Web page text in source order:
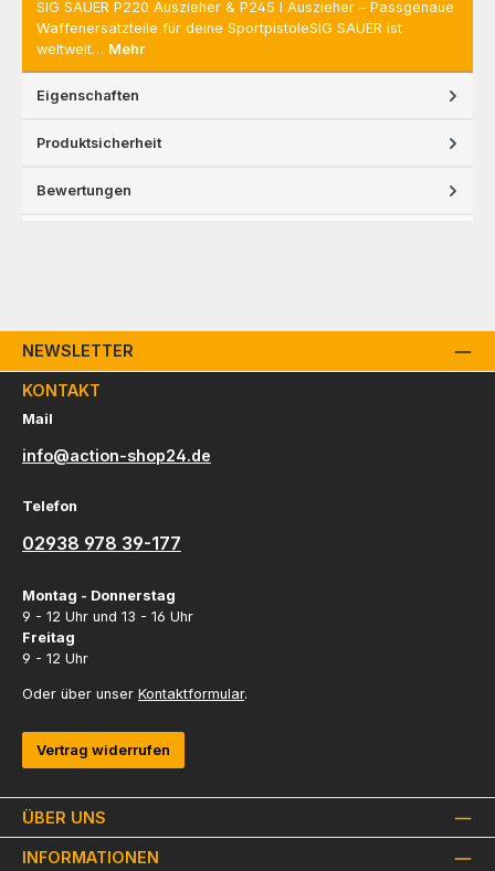
SIG SAUER P220 Auszieher & P245 I Auszieher – Passgenaue
Waffenersatzteile für deine SportpistoleSIG SAUER ist
weltweit… Mehr
Eigenschaften
Produktsicherheit
Bewertungen
NEWSLETTER
ÜBER UNS
INFORMATIONEN
KONTAKT
Mail
info@action-shop24.de
Telefon
02938 978 39-177
Montag - Donnerstag
9 - 12 Uhr und 13 - 16 Uhr
Freitag
9 - 12 Uhr
Oder über unser Kontaktformular.
Vertrag widerrufen